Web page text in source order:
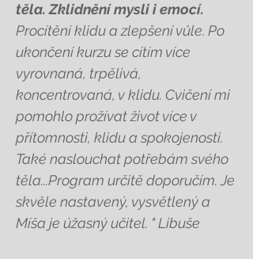
těla. Zklidnění mysli i emocí.
Procítění klidu a zlepšení vůle. Po
ukončení kurzu se cítím více
vyrovnaná, trpělivá,
koncentrovaná, v klidu. Cvičení mi
pomohlo prožívat život více v
přítomnosti, klidu a spokojenosti.
Také naslouchat potřebám svého
těla...Program určitě doporučím. Je
skvěle nastavený, vysvětlený a
Míša je úžasný učitel. " Libuše